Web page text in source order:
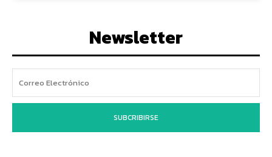
Newsletter
SUBCRIBIRSE